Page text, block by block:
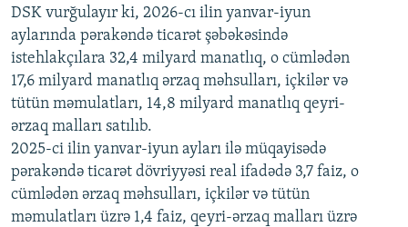
DSK vurğulayır ki, 2026-cı ilin yanvar-iyun
aylarında pərakəndə ticarət şəbəkəsində
istehlakçılara 32,4 milyard manatlıq, o cümlədən
17,6 milyard manatlıq ərzaq məhsulları, içkilər və
tütün məmulatları, 14,8 milyard manatlıq qeyri-
ərzaq malları satılıb.
2025-ci ilin yanvar-iyun ayları ilə müqayisədə
pərakəndə ticarət dövriyyəsi real ifadədə 3,7 faiz, o
cümlədən ərzaq məhsulları, içkilər və tütün
məmulatları üzrə 1,4 faiz, qeyri-ərzaq malları üzrə